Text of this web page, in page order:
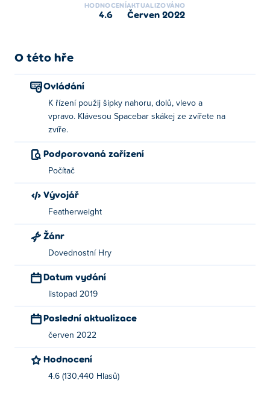
HODNOCENÍ
4.6
AKTUALIZOVÁNO
červen 2022
O této hře
Ovládání
K řízení použij šipky nahoru, dolů, vlevo a
vpravo. Klávesou Spacebar skákej ze zvířete na
zvíře.
Podporovaná zařízení
Počítač
Vývojář
Featherweight
Žánr
Dovednostní Hry
Datum vydání
listopad 2019
Poslední aktualizace
červen 2022
Hodnocení
4.6 (130,440 Hlasů)